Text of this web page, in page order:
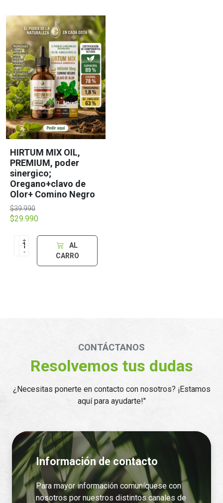
HIRTUM MIX OIL,
PREMIUM, poder
sinergico;
Oregano+clavo de
Olor+ Comino Negro
$39.990
$29.990
+
-
AL
CARRO
CONTÁCTANOS
Resolvemos tus dudas
¿Necesitas ponerte en contacto con nosotros? ¡Estamos
aquí para ayudarte!"
Información de contacto
Para mayor información comuníquese con
nosotros por nuestros distintos canales de